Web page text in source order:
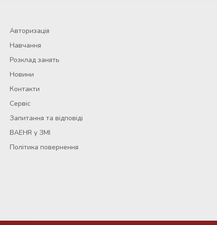
Авторизація
Навчання
Розклад занять
Новини
Контакти
Сервіс
Запитання та відповіді
BAEHR у ЗМІ
Політика повернення